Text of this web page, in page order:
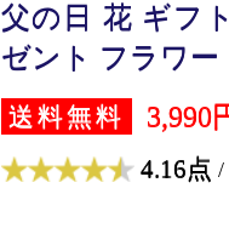
父の日 花 ギフ
ゼント フラワー
送料無料 3,990
4.16点 /